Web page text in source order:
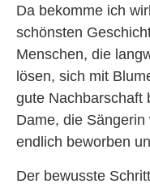
Da bekomme ich
schönsten
Menschen, die
lösen, sich mit
gute Nachbarschaft
Dame, die
endlich beworben
Der bewusste